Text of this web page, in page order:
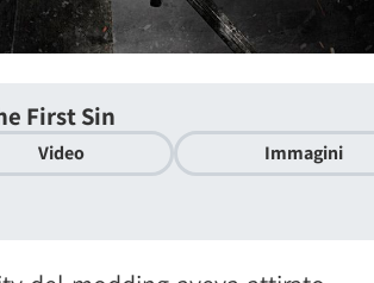
First Sin
Video Immagini